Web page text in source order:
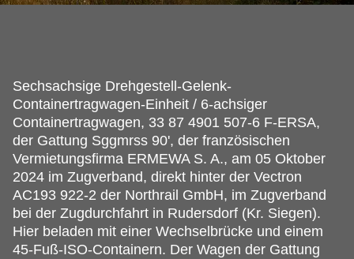
Sechsachsige Drehgestell-Gelenk-
Containertragwagen-Einheit / 6-achsiger
Containertragwagen, 33 87 4901 507-6 F-ERSA,
der Gattung Sggmrss 90', der französischen
Vermietungsfirma ERMEWA S. A., am 05 Oktober
2024 im Zugverband, direkt hinter der Vectron
AC193 922-2 der Northrail GmbH, im Zugverband
bei der Zugdurchfahrt in Rudersdorf (Kr. Siegen).
Hier beladen mit einer Wechselbrücke und einem
45-Fuß-ISO-Containern. Der Wagen der Gattung